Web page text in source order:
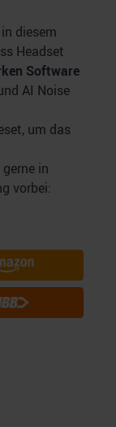
diesem
Headset
Software
AI Noise
um das
in
vorbei: